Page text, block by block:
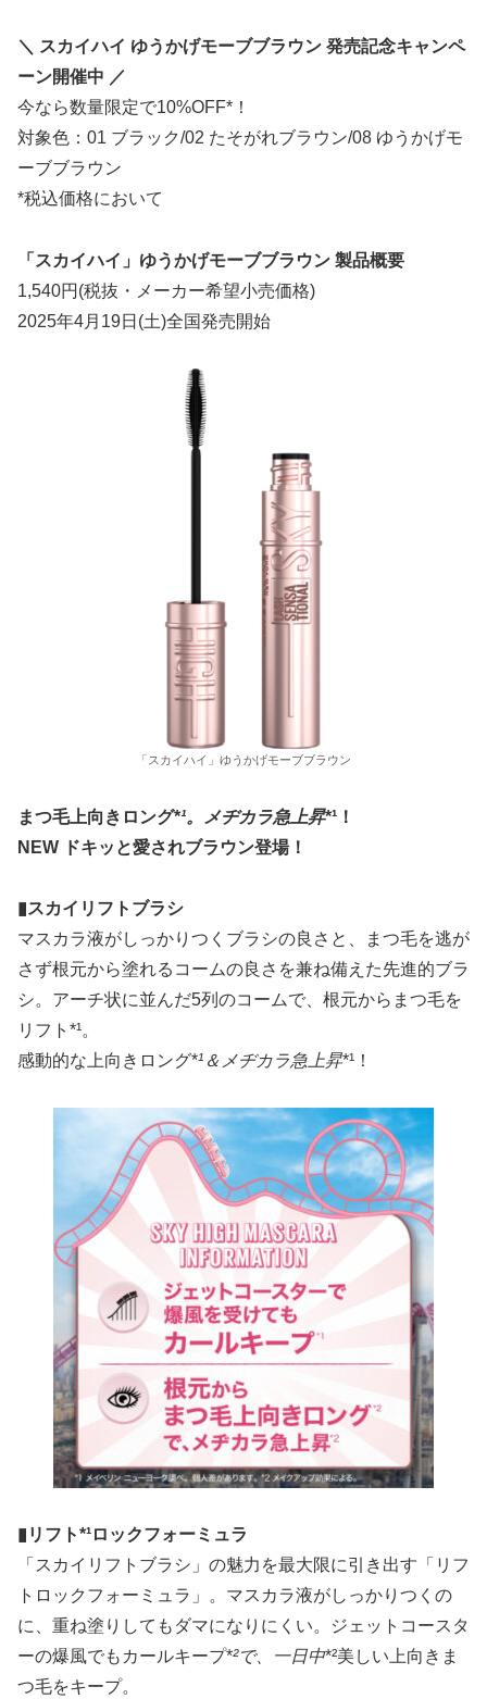
＼ スカイハイ ゆうかげモーブブラウン 発売記念キャンペ
ーン開催中 ／
今なら数量限定で10%OFF*！
対象色：01 ブラック/02 たそがれブラウン/08 ゆうかげモ
ーブブラウン
*税込価格において
「スカイハイ」ゆうかげモーブブラウン 製品概要
1,540円(税抜・メーカー希望小売価格)
2025年4月19日(土)全国発売開始
「スカイハイ」ゆうかげモーブブラウン
まつ毛上向きロング*¹。メヂカラ急上昇*¹！
NEW ドキッと愛されブラウン登場！
▮スカイリフトブラシ
マスカラ液がしっかりつくブラシの良さと、まつ毛を逃が
さず根元から塗れるコームの良さを兼ね備えた先進的ブラ
シ。アーチ状に並んだ5列のコームで、根元からまつ毛を
リフト*¹。
感動的な上向きロング*¹＆メヂカラ急上昇*¹！
▮リフト*¹ロックフォーミュラ
「スカイリフトブラシ」の魅力を最大限に引き出す「リフ
トロックフォーミュラ」。マスカラ液がしっかりつくの
に、重ね塗りしてもダマになりにくい。ジェットコースタ
ーの爆風でもカールキープ*²で、一日中*²美しい上向きま
つ毛をキープ。